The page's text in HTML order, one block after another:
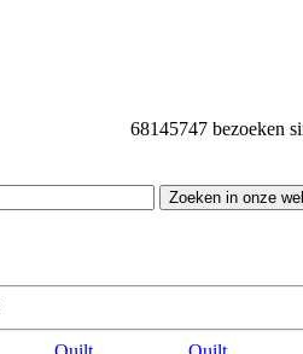
68145747 bezoeken